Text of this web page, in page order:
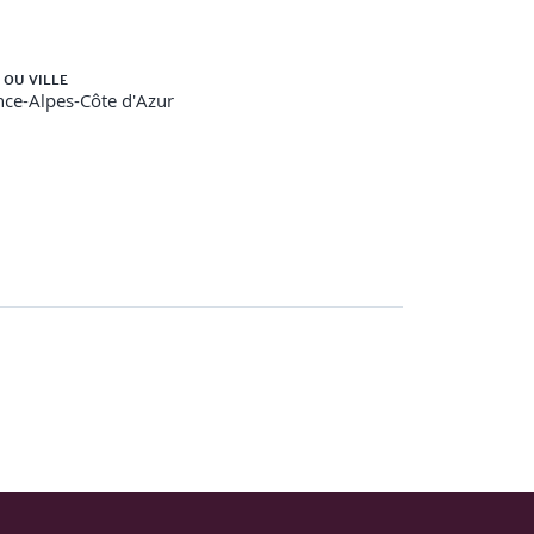
et Linux
OU VILLE
Alpes-Côte d'Azur